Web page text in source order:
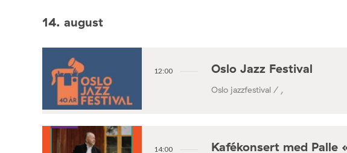
14. august
12:00 Oslo Jazz Festival
Oslo jazzfestival / ,
14:00
Kafékonsert med Palle